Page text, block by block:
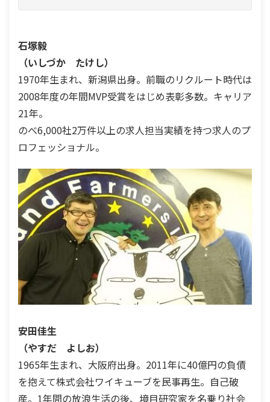
石塚毅
（いしづか たけし）
1970年生まれ、新潟県出身。前職のリクルート時代は
2008年度の年間MVP受賞をはじめ表彰多数。キャリア
21年。
のべ6,000社2万件以上の求人担当実績を持つ求人のプ
ロフェッショナル。
安田佳生
（やすだ よしお）
1965年生まれ、大阪府出身。2011年に40億円の負債
を抱えて株式会社ワイキューブを民事再生。自己破
産。1年間の放浪生活の後、境目研究家を名乗り社会